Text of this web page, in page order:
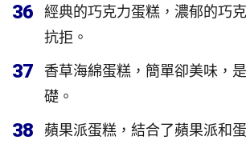
36
經典的巧克力蛋糕，濃郁的巧
抗拒。
37
香草海綿蛋糕，簡單卻美味，
礎。
38 蘋果派蛋糕，結合了蘋果派和